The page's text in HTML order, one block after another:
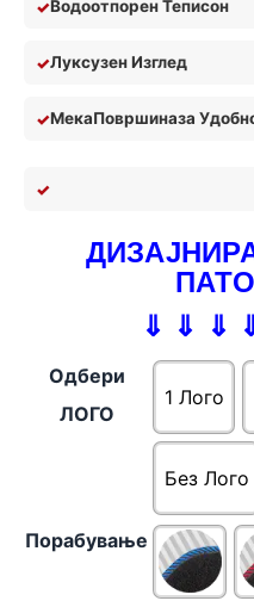
Водоотпорен Теписон
Луксузен Изглед
МекаПовршиназа У
⇓ ⇓ ⇓
Одбери
ЛОГО
1 Лого
Без Лого
Порабување